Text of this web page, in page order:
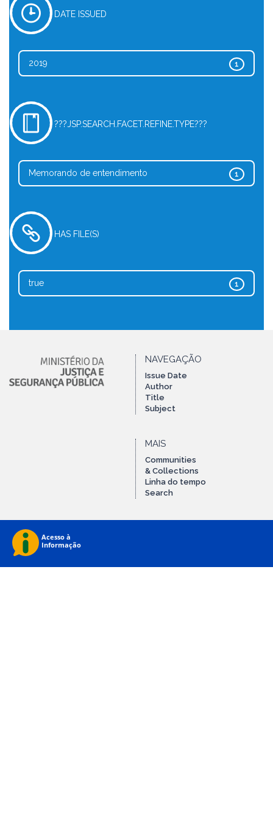
DATE ISSUED
1
2019
???JSP.SEARCH.FACET.REFINE.TYPE???
1
Memorando de entendimento
HAS FILE(S)
1
true
NAVEGAÇÃO
Issue Date
Author
Title
Subject
MAIS
Communities
& Collections
Linha do tempo
Search